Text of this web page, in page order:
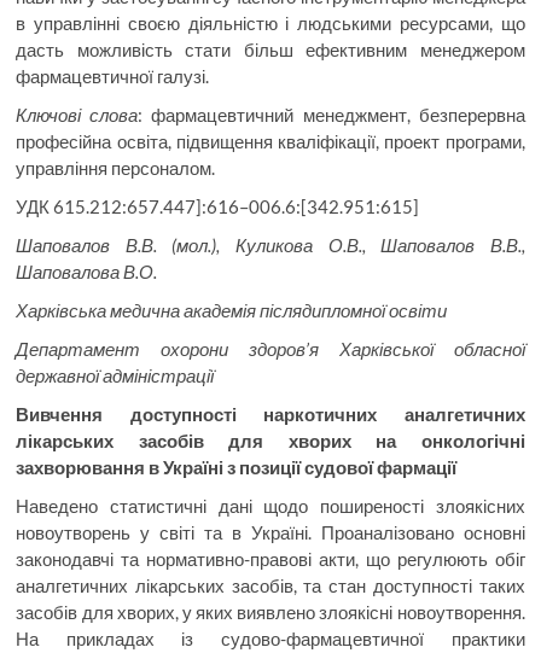
в управлінні своєю діяльністю і людськими ресурсами, що
дасть можливість стати більш ефективним менеджером
фармацевтичної галузі.
Ключові слова: фармацевтичний менеджмент, безперервна
професійна освіта, підвищення кваліфікації, проект програми,
управління персоналом.
УДК 615.212:657.447]:616–006.6:[342.951:615]
Шаповалов В.В. (мол.), Куликова О.В., Шаповалов В.В.,
Шаповалова В.О.
Харківська медична академія післядипломної освіти
Департамент охорони здоров’я Харківської обласної
державної адміністрації
Вивчення доступності наркотичних аналгетичних
лікарських засобів для хворих на онкологічні
захворювання в Україні з позиції судової фармації
Наведено статистичні дані щодо поширеності злоякісних
новоутворень у світі та в Україні. Проаналізовано основні
законодавчі та нормативно-правові акти, що регулюють обіг
аналгетичних лікарських засобів, та стан доступності таких
засобів для хворих, у яких виявлено злоякісні новоутворення.
На прикладах із судово-фармацевтичної практики